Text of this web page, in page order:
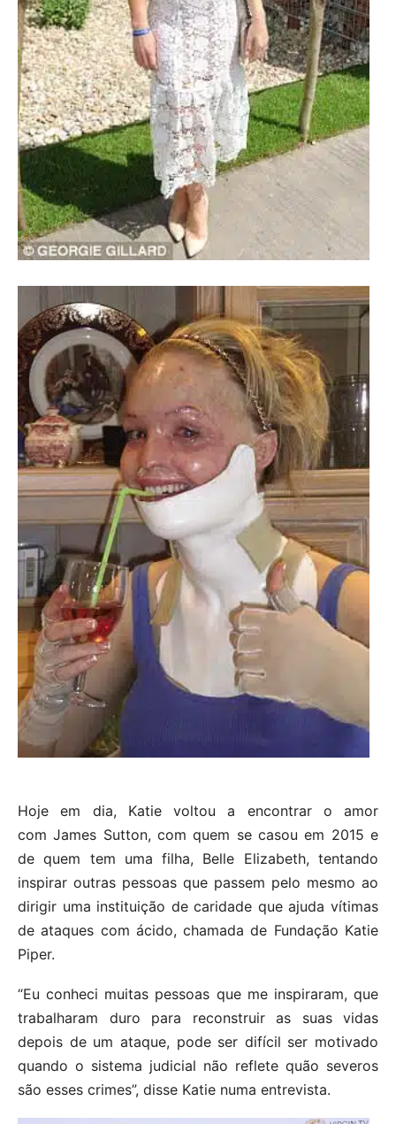
Hoje em dia, Katie voltou a encontrar o amor
com James Sutton, com quem se casou em 2015 e
de quem tem uma filha, Belle Elizabeth, tentando
inspirar outras pessoas que passem pelo mesmo ao
dirigir uma instituição de caridade que ajuda vítimas
de ataques com ácido, chamada de Fundação Katie
Piper.
“Eu conheci muitas pessoas que me inspiraram, que
trabalharam duro para reconstruir as suas vidas
depois de um ataque, pode ser difícil ser motivado
quando o sistema judicial não reflete quão severos
são esses crimes”, disse Katie numa entrevista.